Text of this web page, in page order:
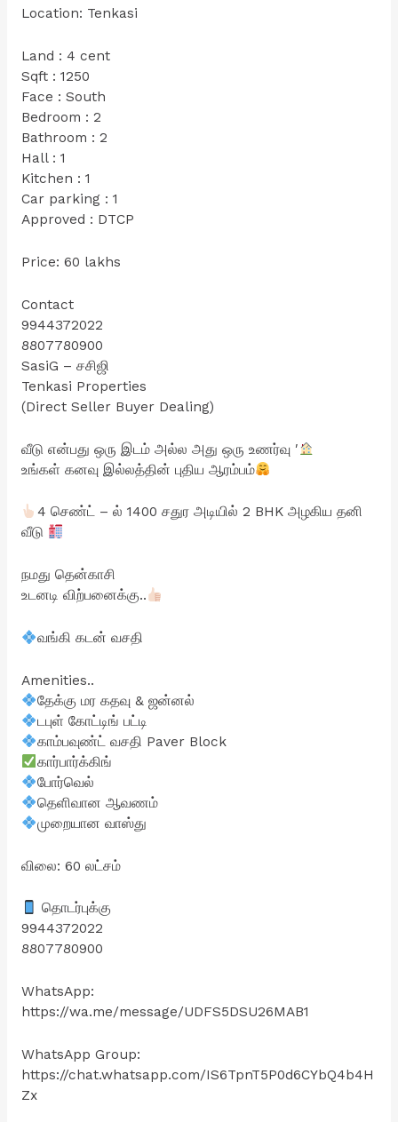
Location: Tenkasi
Land : 4 cent
Sqft : 1250
Face : South
Bedroom : 2
Bathroom : 2
Hall : 1
Kitchen : 1
Car parking : 1
Approved : DTCP
Price: 60 lakhs
Contact
9944372022
8807780900
SasiG – சசிஜி
Tenkasi Properties
(Direct Seller Buyer Dealing)
வீடு என்பது ஒரு இடம் அல்ல அது ஒரு உணர்வு ′
உங்கள் கனவு இல்லத்தின் புதிய ஆரம்பம்
4 செண்ட் – ல் 1400 சதுர அடியில் 2 BHK அழகிய தனி
வீடு
நமது தென்காசி
உடனடி விற்பனைக்கு..
வங்கி கடன் வசதி
Amenities..
தேக்கு மர கதவு & ஜன்னல்
டபுள் கோட்டிங் பட்டி
காம்பவுண்ட் வசதி Paver Block
கார்பார்க்கிங்
போர்வெல்
தெளிவான ஆவணம்
முறையான வாஸ்து
விலை: 60 லட்சம்
தொடர்புக்கு
9944372022
8807780900
WhatsApp:
https://wa.me/message/UDFS5DSU26MAB1
WhatsApp Group:
https://chat.whatsapp.com/IS6TpnT5P0d6CYbQ4b4H
Zx